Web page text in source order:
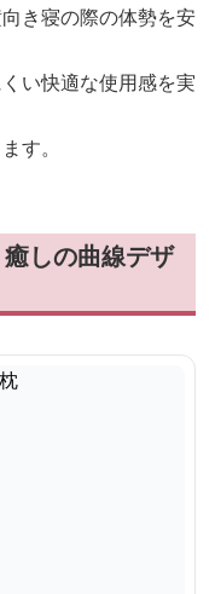
き寝の際の体勢を安
い快適な使用感を実
す。
しの曲線デザ